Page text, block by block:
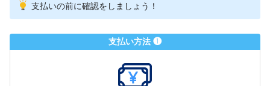
支払いの前に確認をしましょう！
支払い方法 ❶